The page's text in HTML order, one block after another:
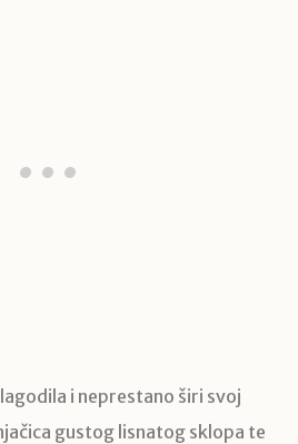
i neprestano širi svoj
gustog lisnatog sklopa te